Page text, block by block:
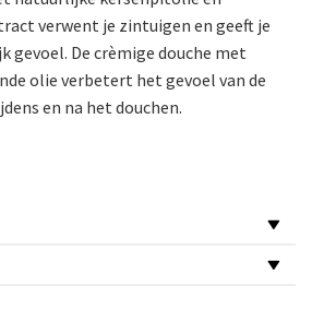
verwent je zintuigen en geeft je
gevoel. De crèmige douche met
olie verbetert het gevoel van de
en na het douchen.